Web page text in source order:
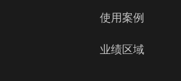
使用案例
业绩区域